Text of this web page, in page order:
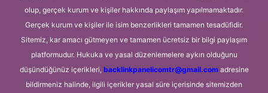
olup, gerçek kurum ve kişiler hakkında paylaşım yapılmamaktadır.
Gerçek kurum ve kişiler ile isim benzerlikleri tamamen tesadüfidir.
Sitemiz, kar amacı gütmeyen ve tamamen ücretsiz bir bilgi paylaşım
platformudur. Hukuka ve yasal düzenlemelere aykırı olduğunu
düşündüğünüz içerikleri, backlinkpanelicomtr@gmail.comadresine
bildirmeniz halinde, ilgili içerikler yasal süre içerisinde sitemizden